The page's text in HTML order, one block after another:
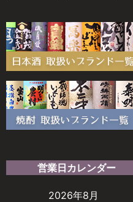
営業日カレンダー
2026年8月